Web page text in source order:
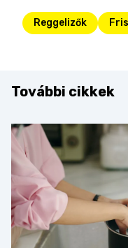
Reggelizők
További cikkek